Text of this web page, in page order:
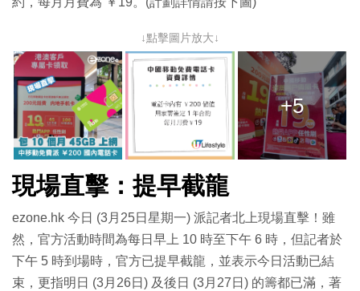
↓點擊圖片放大↓
+5
現場直擊：提早截龍
ezone.hk 今日 (3月25日星期一) 派記者北上現場直擊！雖
然，官方活動時間為每日早上 10 時至下午 6 時，但記者於
下午 5 時到場時，官方已提早截龍，並表示今日活動已結
束，更指明日 (3月26日) 及後日 (3月27日) 的籌都已滿，著